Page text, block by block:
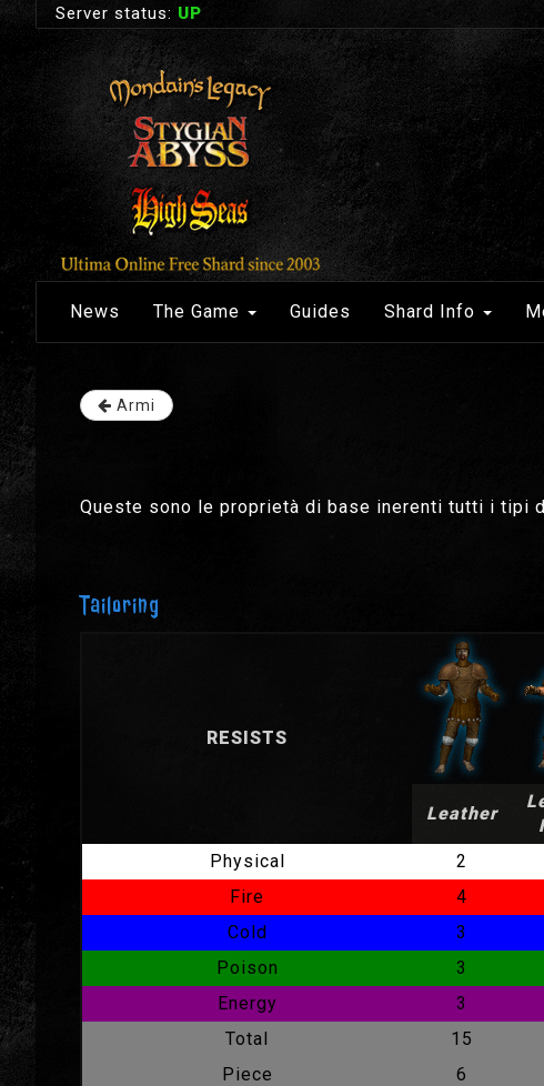
Server status: UP
News The Game Guides Shard Info
Armi
Queste sono le proprietà di base inerenti tutti i tipi
Tailoring
RESISTS
Leather
Physical
2
Fire
4
Cold
3
Poison
3
Energy
3
Total
15
Piece
6